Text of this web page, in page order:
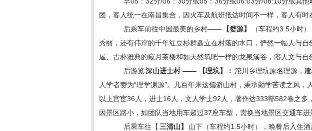
团，客人统一在南昌集合，因火车及航班抵达时间不一样，客人有
后乘车前往中国最美的乡村——
【婺源】 （车程约3.5小时
秀丽，还有伟岸的千年红豆杉群矗立在村落的水口，俨然一幅人与
屋、古朴雅典的窥月茶楼和如天然氧吧一样的龙泉溪谷，溶人文与
后游览深山进士村 —— 【理坑】： 沱川乡理坑原名理源，
人学者赞为“理学渊源”。几百年来这偏僻山村，秉承勤学苦读之风
以上官宦36人，进士16人，文人学士92人，著作达333部582卷之
因景区路小，如团队当地用车超过37座车型，需换当地景区交通车进
后乘车往【 三清山】 山下（车程约1.5小时），晚餐后入住酒